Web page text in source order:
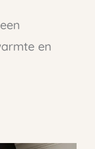
en